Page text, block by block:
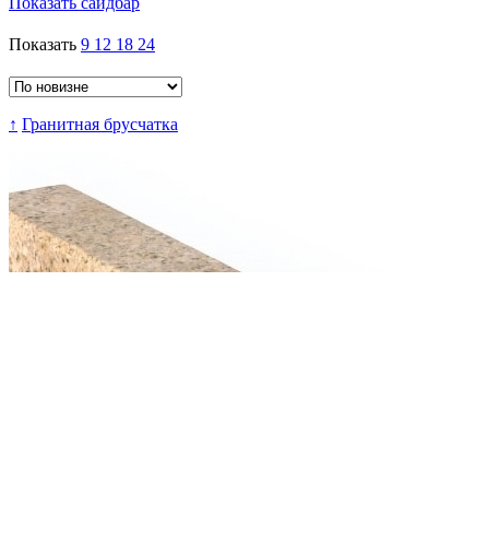
Показать 9 12 18 24
↑ Гранитная брусчатка